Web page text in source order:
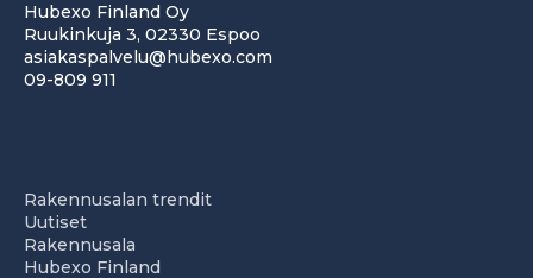
Hubexo Finland Oy
Ruukinkuja 3, 02330 Espoo
asiakaspalvelu@hubexo.com
09-809 911
Rakennusalan trendit
Uutiset
Rakennusala
Hubexo Finland